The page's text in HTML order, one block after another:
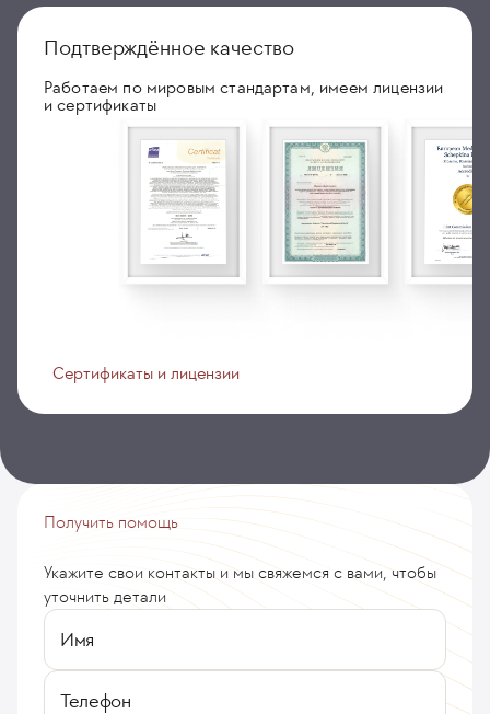
Подтверждённое качество
Работаем по мировым стандартам, имеем лицензии
и сертификаты
Сертификаты и лицензии
Получить помощь
Укажите свои контакты и мы свяжемся с вами, чтобы
уточнить детали
Имя
Телефон